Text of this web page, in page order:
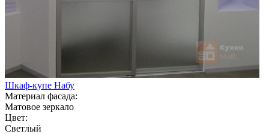
Шкаф-купе Набу
Материал фасада:
Матовое зеркало
Цвет:
Светлый